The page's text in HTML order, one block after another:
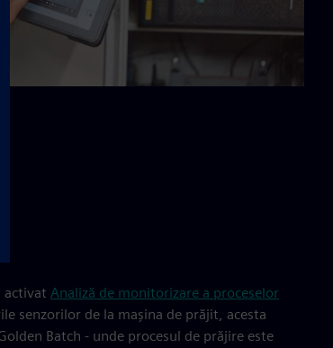
activat Analiză de monitorizare a proceselor
senzorilor de la mașina de prăjit, acesta
Batch - unde procesul de prăjire este